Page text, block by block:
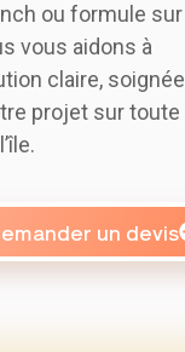
ou formule sur
vous aidons à
claire, soignée
projet sur toute
l’île.
un devis